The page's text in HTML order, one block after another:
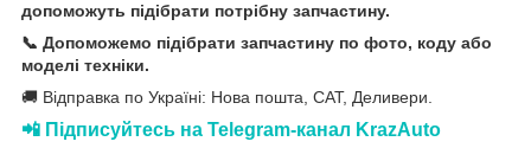
допоможуть підібрати потрібну запчастину.
📞 Допоможемо підібрати запчастину по фото, коду або
моделі техніки.
🚚 Відправка по Україні: Нова пошта, САТ, Деливери.
📲 Підписуйтесь на Telegram-канал KrazAuto